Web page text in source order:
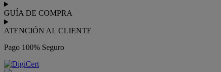
GUÍA DE COMPRA
ATENCIÓN AL CLIENTE
Pago 100% Seguro